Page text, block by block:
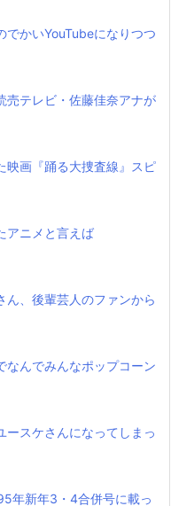
でかいYouTubeになりつつ
売テレビ・佐藤佳奈アナが
映画『踊る大捜査線』スピ
アニメと言えば
ん、後輩芸人のファンから
なんでみんなポップコーン
ースケさんになってしまっ
年新年3・4合併号に載っ